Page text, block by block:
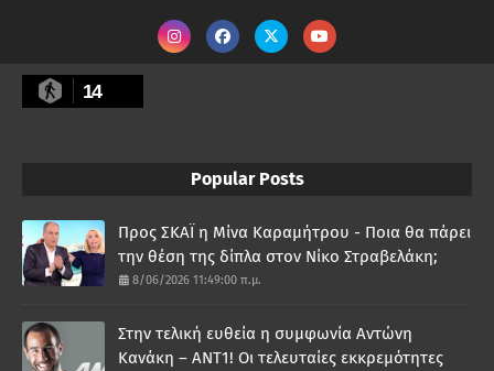
14
Popular Posts
Προς ΣΚΑΪ η Μίνα Καραμήτρου - Ποια θα πάρει
την θέση της δίπλα στον Νίκο Στραβελάκη;
8/06/2026 11:49:00 π.μ.
Στην τελική ευθεία η συμφωνία Αντώνη
Κανάκη – ΑΝΤ1! Οι τελευταίες εκκρεμότητες